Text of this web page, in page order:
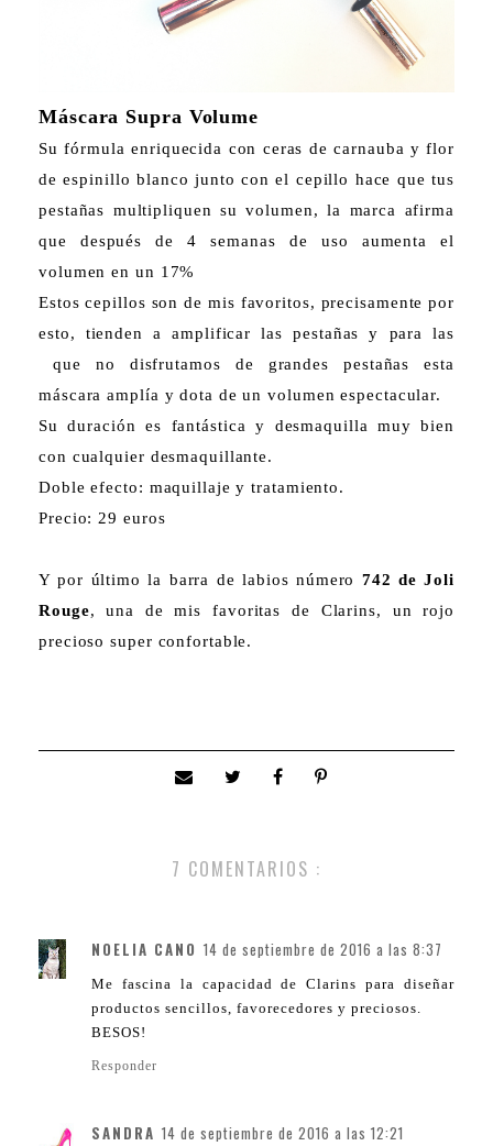
Máscara Supra Volume
Su fórmula enriquecida con ceras de carnauba y flor
de espinillo blanco junto con el cepillo hace que tus
pestañas multipliquen su volumen, la marca afirma
que después de 4 semanas de uso aumenta el
volumen en un 17%
Estos cepillos son de mis favoritos, precisamente por
esto, tienden a amplificar las pestañas y para las
que no disfrutamos de grandes pestañas esta
máscara amplía y dota de un volumen espectacular.
Su duración es fantástica y desmaquilla muy bien
con cualquier desmaquillante.
Doble efecto: maquillaje y tratamiento.
Precio: 29 euros
Y por último la barra de labios número 742 de Joli
Rouge, una de mis favoritas de Clarins, un rojo
precioso super confortable.
7 COMENTARIOS :
NOELIA CANO 14 de septiembre de 2016 a las 8:37
Me fascina la capacidad de Clarins para diseñar
productos sencillos, favorecedores y preciosos.
BESOS!
Responder
SANDRA 14 de septiembre de 2016 a las 12:21